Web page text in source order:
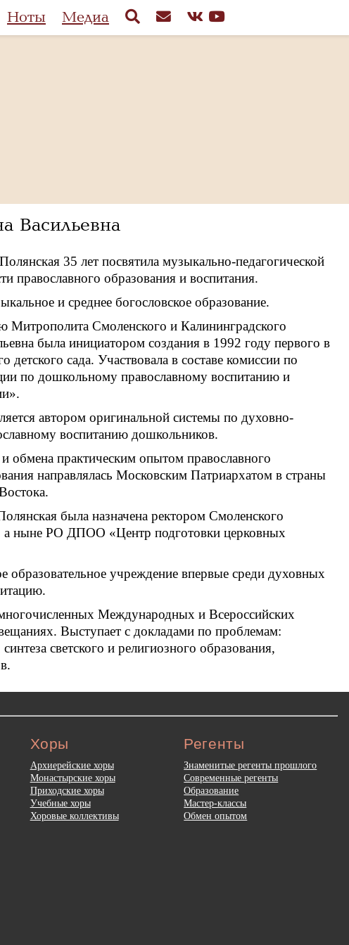
Ноты Медиа
Васильевна
35 лет посвятила музыкально-педагогической
православного образования и воспитания.
и среднее богословское образование.
Митрополита Смоленского и Калининградского
была инициатором создания в 1992 году первого в
детского сада. Участвовала в составе комиссии по
по дошкольному православному воспитанию и
автором оригинальной системы по духовно-
воспитанию дошкольников.
обмена практическим опытом православного
направлялась Московским Патриархатом в страны
была назначена ректором Смоленского
а ныне РО ДПОО «Центр подготовки церковных
учреждение впервые среди духовных
Международных и Всероссийских
Выступает с докладами по проблемам:
светского и религиозного образования,
Хоры
Архиерейские хоры
Монастырские хоры
Приходские хоры
Учебные хоры
Хоровые коллективы
Регенты
Знаменитые регенты прошлого
Современные регенты
Образование
Мастер-классы
Обмен опытом